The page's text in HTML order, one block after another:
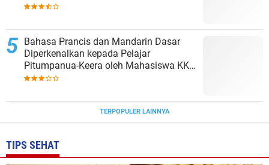
Bahasa Prancis dan Mandarin Dasar
Diperkenalkan kepada Pelajar
Pitumpanua-Keera oleh Mahasiswa KKN
Unhas di Wajo
TERPOPULER LAINNYA
TIPS SEHAT